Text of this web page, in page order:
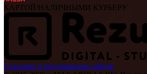
КАРТОЙ/НАЛИЧНЫМИ КУРЬЕРУ
Создание и продвижение сайтов